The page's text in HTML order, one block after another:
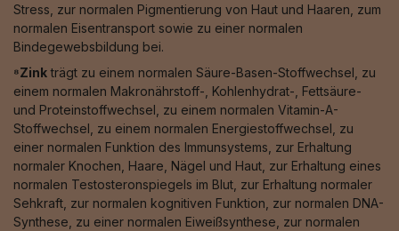
Stress, zur normalen Pigmentierung von Haut und Haaren, zum
normalen Eisentransport sowie zu einer normalen
Bindegewebsbildung bei.
⁸Zinkträgt zu einem normalen Säure-Basen-Stoffwechsel, zu
einem normalen Makronährstoff-, Kohlenhydrat-, Fettsäure-
und Proteinstoffwechsel, zu einem normalen Vitamin-A-
Stoffwechsel, zu einem normalen Energiestoffwechsel, zu
einer normalen Funktion des Immunsystems, zur Erhaltung
normaler Knochen, Haare, Nägel und Haut, zur Erhaltung eines
normalen Testosteronspiegels im Blut, zur Erhaltung normaler
Sehkraft, zur normalen kognitiven Funktion, zur normalen DNA-
Synthese, zu einer normalen Eiweißsynthese, zur normalen